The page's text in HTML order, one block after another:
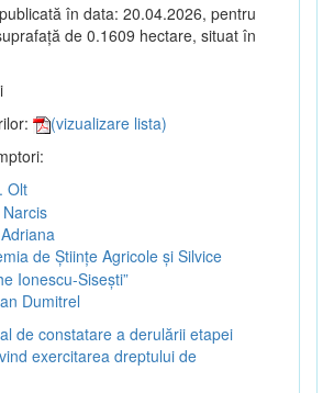
publicată în data: 20.04.2026, pentru
de 0.1609 hectare, situat în
(vizualizare lista)
Olt
de Științe Agricole și Silvice
Ionescu-Sisești”
Dumitrel
de constatare a derulării etapei
exercitarea dreptului de